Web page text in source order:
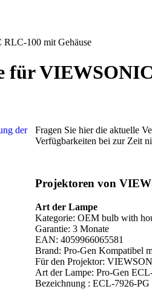
100 mit Gehäuse
für
Fragen Sie hier die aktuelle
Verfügbarkeiten bei zur Zeit
Projektoren von
Art der Lampe
Kategorie: OEM bulb with
Garantie: 3 Monate
EAN: 4059966065581
Brand: Pro-Gen Kompatibel
Für den Projektor:
Art der Lampe: Pro-Gen
Bezeichnung : ECL-7926-PG